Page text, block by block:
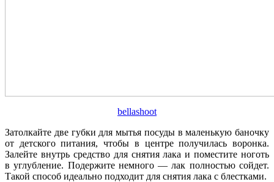
bellashoot
Затолкайте две губки для мытья посуды в маленькую баночку
от детского питания, чтобы в центре получилась воронка.
Залейте внутрь средство для снятия лака и поместите ноготь
в углубление. Подержите немного — лак полностью сойдет.
Такой способ идеально подходит для снятия лака с блестками.